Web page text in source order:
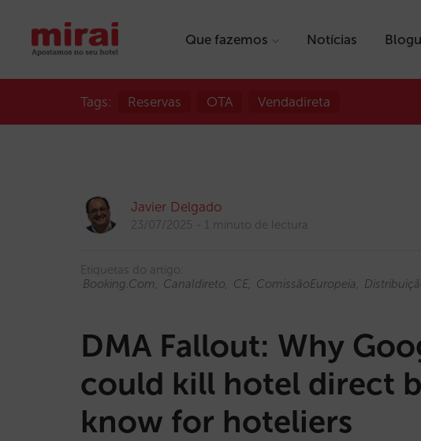
Que fazemos Notícias
Tags: Reservas OTA Vendadireta
Javier Delgado
23/07/2025 1 minuto de lectura
Etiquetas do artigo:
Booking.com
Canaldireto CE ComissãoEuropeia
DMA Fallout: Why
could kill hotel direct
know for hoteliers